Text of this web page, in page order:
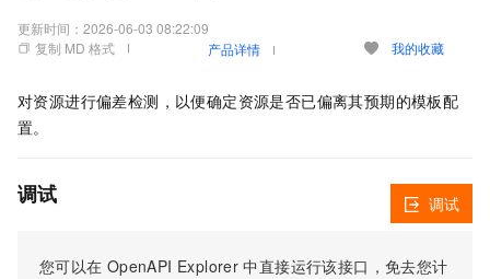
更新时间： 2026-06-03 08:22:09
复制 MD 格式
产品详情 我的收藏
对资源进行偏差检测，以便确定资源是否已偏离其预期的模板配
置。
调试
您可以在 OpenAPI Explorer 中直接运行该接口，免去您计
调试